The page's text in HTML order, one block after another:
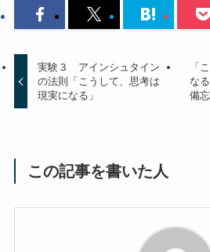
実験３ アインシュタイン
の法則「こうして、思考は
現実になる」
「
な
備
この記事を書いた人